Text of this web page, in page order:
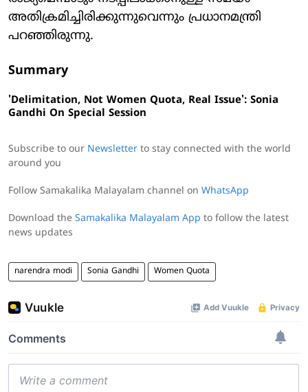
അതിക്രമിച്ചിരിക്കുന്നുവെന്നും പ്രധാനമന്ത്രി
പറഞ്ഞിരുന്നു.
Summary
'Delimitation, Not Women Quota, Real Issue': Sonia
Gandhi On Special Session
Subscribe to our Newsletter to stay connected with the world
around you
Follow Samakalika Malayalam channel on WhatsApp
Download the Samakalika Malayalam App to follow the latest
news updates
narendra modi Sonia Gandhi Women Quota